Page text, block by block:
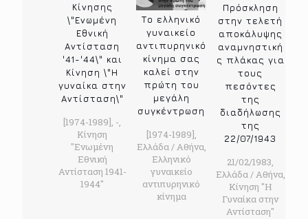
Κίνησης
\"Ενωμένη
Εθνική
Αντίσταση
'41-'44\" και
Κίνηση \"Η
γυναίκα στην
Αντίσταση\"
[1974-1989], -,
Κίνηση
''Ενωμένη
Εθνική
Αντίσταση 1941-
1944''
Το ελληνικό
γυναικείο
αντιπυρηνικό
κίνημα σας
καλεί στην
πρώτη του
μεγάλη
συγκέντρωση
[1974-1989],
Ελλάδα / Αθήνα,
Ελληνικό
γυναικείο
αντιπυρηνικό
κίνημα
Πρόσκληση
στην τελετή
αποκάλυψης
αναμνηστική
ς πλάκας για
τους
πεσόντες
της
διαδήλωσης
της
22/07/1943
21/02/1983,
Ελλάδα / Αθήνα,
Κίνηση ''Η
Γυναίκα στην
Αντίσταση''